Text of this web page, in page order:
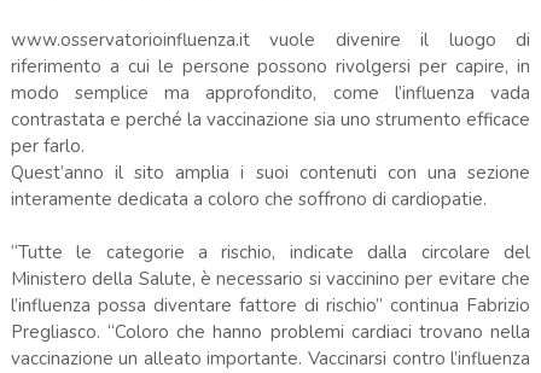
www.osservatorioinfluenza.it vuole divenire il luogo di
riferimento a cui le persone possono rivolgersi per capire, in
modo semplice ma approfondito, come l’influenza vada
contrastata e perché la vaccinazione sia uno strumento efficace
per farlo.
Quest’anno il sito amplia i suoi contenuti con una sezione
interamente dedicata a coloro che soffrono di cardiopatie.
“Tutte le categorie a rischio, indicate dalla circolare del
Ministero della Salute, è necessario si vaccinino per evitare che
l’influenza possa diventare fattore di rischio” continua Fabrizio
Pregliasco. “Coloro che hanno problemi cardiaci trovano nella
vaccinazione un alleato importante. Vaccinarsi contro l’influenza